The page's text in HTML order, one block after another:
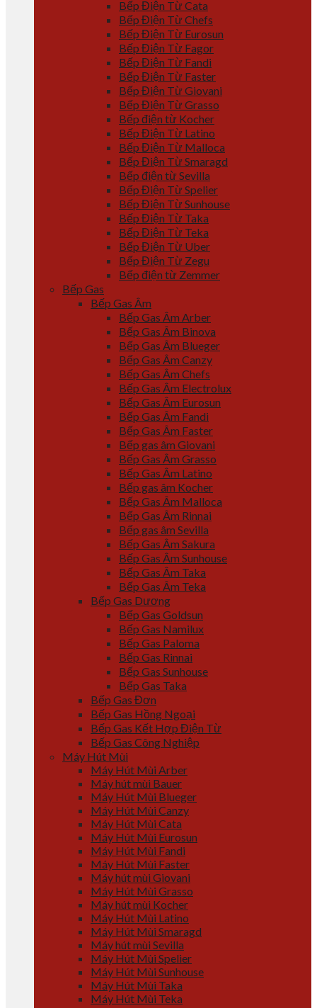
Bếp Điện Từ Cata
Bếp Điện Từ Chefs
Bếp Điện Từ Eurosun
Bếp Điện Từ Fagor
Bếp Điện Từ Fandi
Bếp Điện Từ Faster
Bếp Điện Từ Giovani
Bếp Điện Từ Grasso
Bếp điện từ Kocher
Bếp Điện Từ Latino
Bếp Điện Từ Malloca
Bếp Điện Từ Smaragd
Bếp điện từ Sevilla
Bếp Điện Từ Spelier
Bếp Điện Từ Sunhouse
Bếp Điện Từ Taka
Bếp Điện Từ Teka
Bếp Điện Từ Uber
Bếp Điện Từ Zegu
Bếp điện từ Zemmer
Bếp Gas
Bếp Gas Âm
Bếp Gas Âm Arber
Bếp Gas Âm Binova
Bếp Gas Âm Blueger
Bếp Gas Âm Canzy
Bếp Gas Âm Chefs
Bếp Gas Âm Electrolux
Bếp Gas Âm Eurosun
Bếp Gas Âm Fandi
Bếp Gas Âm Faster
Bếp gas âm Giovani
Bếp Gas Âm Grasso
Bếp Gas Âm Latino
Bếp gas âm Kocher
Bếp Gas Âm Malloca
Bếp Gas Âm Rinnai
Bếp gas âm Sevilla
Bếp Gas Âm Sakura
Bếp Gas Âm Sunhouse
Bếp Gas Âm Taka
Bếp Gas Âm Teka
Bếp Gas Dương
Bếp Gas Goldsun
Bếp Gas Namilux
Bếp Gas Paloma
Bếp Gas Rinnai
Bếp Gas Sunhouse
Bếp Gas Taka
Bếp Gas Đơn
Bếp Gas Hồng Ngoại
Bếp Gas Kết Hợp Điện Từ
Bếp Gas Công Nghiệp
Máy Hút Mùi
Máy Hút Mùi Arber
Máy hút mùi Bauer
Máy Hút Mùi Blueger
Máy Hút Mùi Canzy
Máy Hút Mùi Cata
Máy Hút Mùi Eurosun
Máy Hút Mùi Fandi
Máy Hút Mùi Faster
Máy hút mùi Giovani
Máy Hút Mùi Grasso
Máy hút mùi Kocher
Máy Hút Mùi Latino
Máy Hút Mùi Smaragd
Máy hút mùi Sevilla
Máy Hút Mùi Spelier
Máy Hút Mùi Sunhouse
Máy Hút Mùi Taka
Máy Hút Mùi Teka